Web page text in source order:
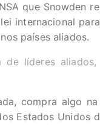
que Snowden
internacional
países aliados.
de líderes
compra algo
Estados Unidos